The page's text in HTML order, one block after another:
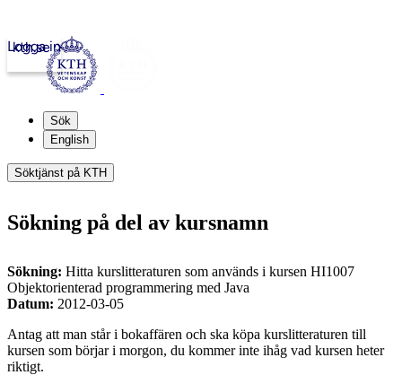
kth.se
Logga in
Sök
English
Söktjänst på KTH
Sökning på del av kursnamn
Sökning: Hitta kurslitteraturen som används i kursen HI1007
Objektorienterad programmering med Java
Datum: 2012-03-05
Antag att man står i bokaffären och ska köpa kurslitteraturen till
kursen som börjar i morgon, du kommer inte ihåg vad kursen heter
riktigt.